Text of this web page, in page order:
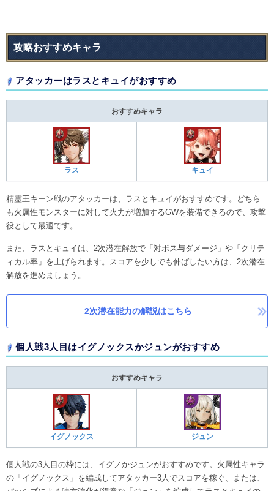
攻略おすすめキャラ
アタッカーはラスとキュイがおすすめ
おすすめキャラ
ラス キュイ
精霊王キーン戦のアタッカーは、ラスとキュイがおすすめです。どちら
も火属性モンスターに対して火力が増加するGWを装備できるので、攻撃
役として最適です。
また、ラスとキュイは、2次潜在解放で「対ボス与ダメージ」や「クリテ
ィカル率」を上げられます。スコアを少しでも伸ばしたい方は、2次潜在
解放を進めましょう。
2次潜在能力の解説はこちら
個人戦3人目はイグノックスかジュンがおすすめ
おすすめキャラ
イグノックス ジュン
個人戦の3人目の枠には、イグノかジュンがおすすめです。火属性キャラ
の「イグノックス」を編成してアタッカー3人でスコアを稼ぐ、または、